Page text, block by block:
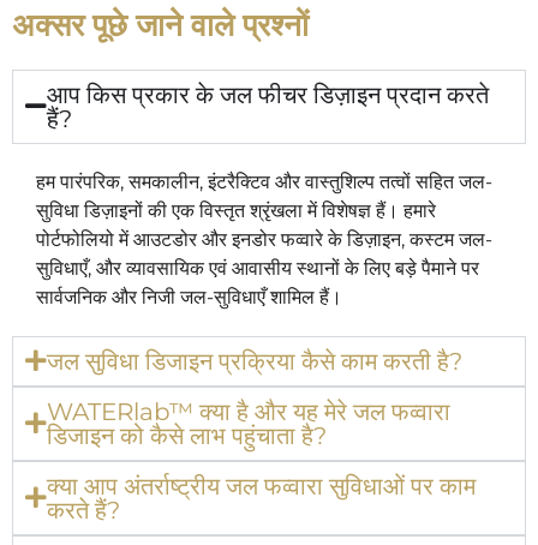
अक्सर पूछे जाने वाले प्रश्नों
आप किस प्रकार के जल फीचर डिज़ाइन प्रदान करते
हैं?
हम पारंपरिक, समकालीन, इंटरैक्टिव और वास्तुशिल्प तत्वों सहित जल-
सुविधा डिज़ाइनों की एक विस्तृत श्रृंखला में विशेषज्ञ हैं। हमारे
पोर्टफोलियो में आउटडोर और इनडोर फव्वारे के डिज़ाइन, कस्टम जल-
सुविधाएँ, और व्यावसायिक एवं आवासीय स्थानों के लिए बड़े पैमाने पर
सार्वजनिक और निजी जल-सुविधाएँ शामिल हैं।
जल सुविधा डिजाइन प्रक्रिया कैसे काम करती है?
WATERlab™ क्या है और यह मेरे जल फव्वारा
डिजाइन को कैसे लाभ पहुंचाता है?
क्या आप अंतर्राष्ट्रीय जल फव्वारा सुविधाओं पर काम
करते हैं?